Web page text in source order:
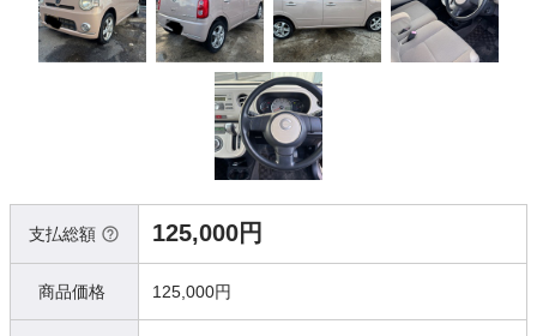
支払総額 125,000円
商品価格 125,000円